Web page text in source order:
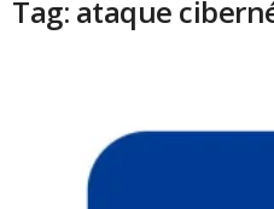
Tag: ataque